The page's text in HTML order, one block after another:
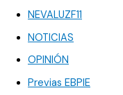
NEVALUZF11
NOTICIAS
OPINIÓN
Previas EBPIE